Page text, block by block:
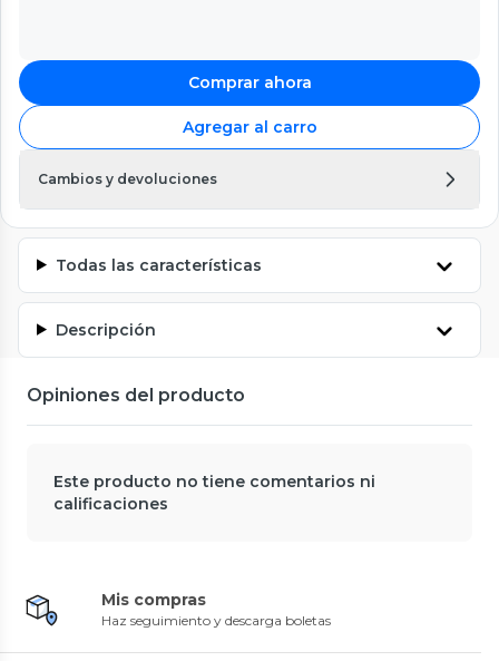
Comprar ahora
Agregar al carro
Cambios y devoluciones
Todas las características
Descripción
Opiniones del producto
Este producto no tiene comentarios ni
calificaciones
Mis compras
Haz seguimiento y descarga boletas